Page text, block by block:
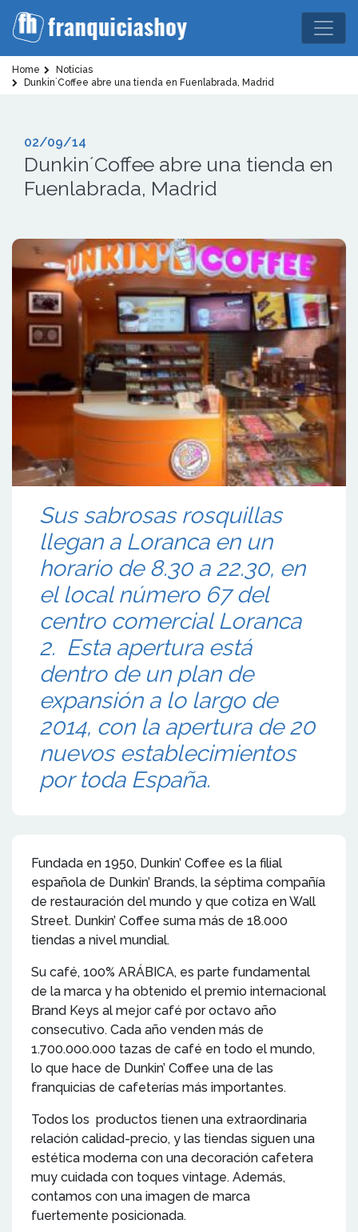
Home
Noticias
Dunkin´Coffee abre una tienda en Fuenlabrada, Madrid
02/09/14
Dunkin´Coffee abre una tienda en
Fuenlabrada, Madrid
Sus sabrosas rosquillas
llegan a Loranca en un
horario de 8.30 a 22.30, en
el local número 67 del
centro comercial Loranca
2. Esta apertura está
dentro de un plan de
expansión a lo largo de
2014, con la apertura de 20
nuevos establecimientos
por toda España.
Fundada en 1950, Dunkin’ Coffee es la filial
española de Dunkin’ Brands, la séptima compañía
de restauración del mundo y que cotiza en Wall
Street. Dunkin’ Coffee suma más de 18.000
tiendas a nivel mundial.
Su café, 100% ARÁBICA, es parte fundamental
de la marca y ha obtenido el premio internacional
Brand Keys al mejor café por octavo año
consecutivo. Cada año venden más de
1.700.000.000 tazas de café en todo el mundo,
lo que hace de Dunkin’ Coffee una de las
franquicias de cafeterías más importantes.
Todos los productos tienen una extraordinaria
relación calidad-precio, y las tiendas siguen una
estética moderna con una decoración cafetera
muy cuidada con toques vintage. Además,
contamos con una imagen de marca
fuertemente posicionada.